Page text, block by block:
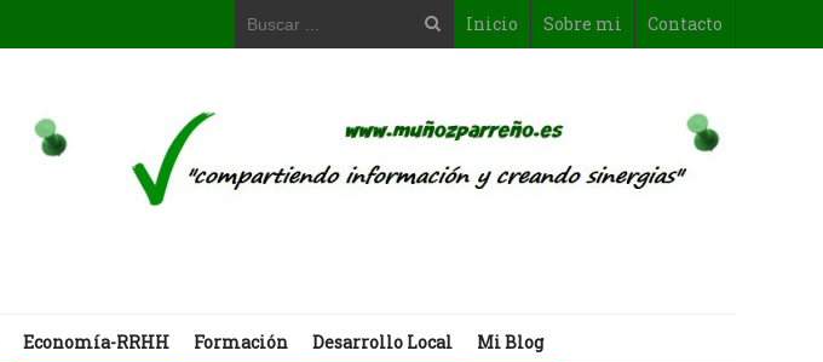
Inicio Sobre mi Contacto
Economía-RRHH Formación Desarrollo Local Mi Blog